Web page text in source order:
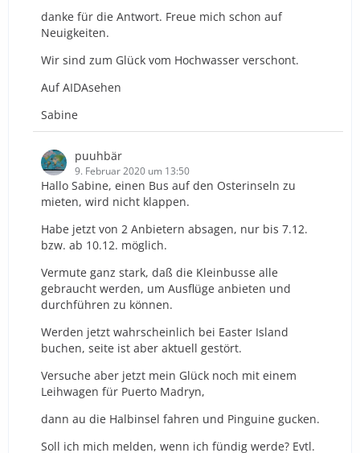
danke für die Antwort. Freue mich schon auf
Neuigkeiten.
Wir sind zum Glück vom Hochwasser verschont.
Auf AIDAsehen
Sabine
puuhbär
9. Februar 2020 um 13:50
Hallo Sabine, einen Bus auf den Osterinseln zu
mieten, wird nicht klappen.
Habe jetzt von 2 Anbietern absagen, nur bis 7.12.
bzw. ab 10.12. möglich.
Vermute ganz stark, daß die Kleinbusse alle
gebraucht werden, um Ausflüge anbieten und
durchführen zu können.
Werden jetzt wahrscheinlich bei Easter Island
buchen, seite ist aber aktuell gestört.
Versuche aber jetzt mein Glück noch mit einem
Leihwagen für Puerto Madryn,
dann au die Halbinsel fahren und Pinguine gucken.
Soll ich mich melden, wenn ich fündig werde? Evtl.